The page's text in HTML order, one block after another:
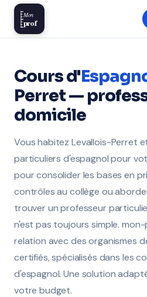
Mon
prof
Cours d'
Perret —
domicile
Vous habitez Levallois-Perret
particuliers d'espagnol pour
pour consolider les bases en
contrôles au collège ou
trouver un professeur
n'est pas toujours simple.
relation avec des organismes
certifiés, spécialisés dans les
d'espagnol. Une solution
votre budget.